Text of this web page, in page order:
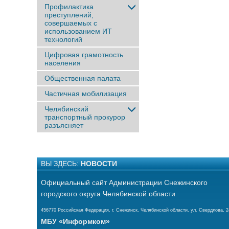
Профилактика
преступлений,
совершаемых с
использованием ИТ
технологий
Цифровая грамотность
населения
Общественная палата
Частичная мобилизация
Челябинский
транспортный прокурор
разъясняет
ВЫ ЗДЕСЬ: НОВОСТИ
Официальный сайт Администрации Снежинского
городского округа Челябинской области
456770 Российская Федерация, г. Снежинск, Челябинской области, ул. Свердлова,
МБУ «Информком»